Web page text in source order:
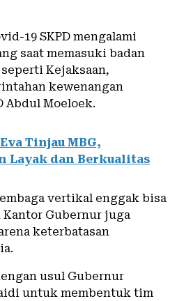
19 SKPD mengalami
saat memasuki badan
Kejaksaan,
kewenangan
Abdul Moeloek.
Tinjau MBG,
Layak dan Berkualitas
vertikal enggak bisa
Gubernur juga
keterbatasan
usul Gubernur
untuk membentuk tim